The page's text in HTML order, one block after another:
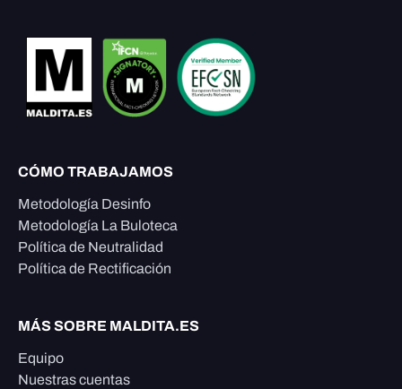
CÓMO TRABAJAMOS
Metodología Desinfo
Metodología La Buloteca
Política de Neutralidad
Política de Rectificación
MÁS SOBRE MALDITA.ES
Equipo
Nuestras cuentas